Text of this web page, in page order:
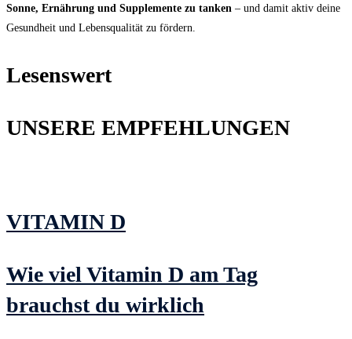
Sonne, Ernährung und Supplemente zu tanken – und damit aktiv deine
Gesundheit und Lebensqualität zu fördern.
Lesenswert
UNSERE EMPFEHLUNGEN
VITAMIN D
Wie viel Vitamin D am Tag
brauchst du wirklich